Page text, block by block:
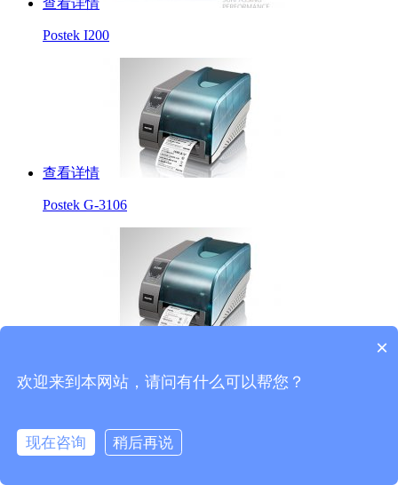
查看详情
Postek I200
查看详情
Postek G-3106
Postek G-2108
×
欢迎来到本网站，请问有什么可以帮您？
现在咨询 稍后再说